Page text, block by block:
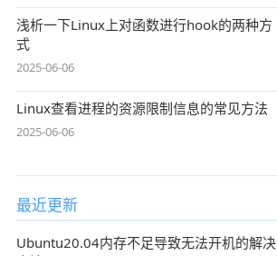
浅析一下Linux上对函数进行hook的两种方
式
2025-06-06
Linux查看进程的资源限制信息的常见方法
2025-06-06
最近更新
Ubuntu20.04内存不足导致无法开机的解决